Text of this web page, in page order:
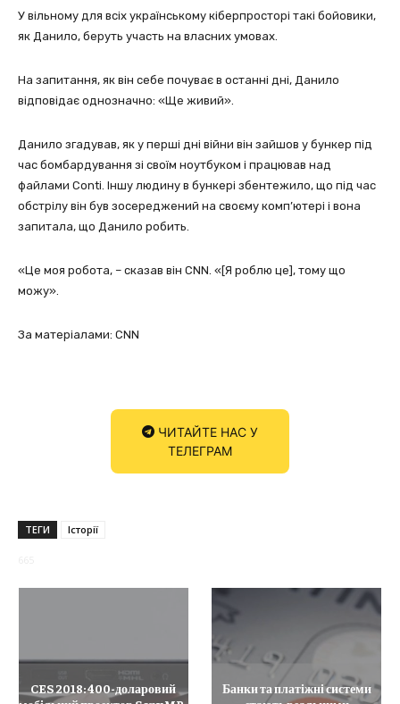
У вільному для всіх українському кіберпросторі такі бойовики,
як Данило, беруть участь на власних умовах.
На запитання, як він себе почуває в останні дні, Данило
відповідає однозначно: «Ще живий».
Данило згадував, як у перші дні війни він зайшов у бункер під
час бомбардування зі своїм ноутбуком і працював над
файлами Conti. Іншу людину в бункері збентежило, що під час
обстрілу він був зосереджений на своєму комп’ютері і вона
запитала, що Данило робить.
«Це моя робота, – сказав він CNN. «[Я роблю це], тому що
можу».
За матеріалами: CNN
ЧИТАЙТЕ НАС У
ТЕЛЕГРАМ
ТЕГИ Історії
CES 2018: 400-доларовий
Банки та платіжні системи